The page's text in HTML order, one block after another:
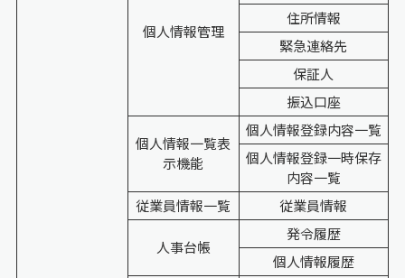
個人情報管理
住所情報
緊急連絡先
保証人
振込口座
個人情報一覧表
示機能
個人情報登録内容一覧
個人情報登録一時保存
内容一覧
従業員情報一覧
従業員情報
人事台帳
発令履歴
個人情報履歴